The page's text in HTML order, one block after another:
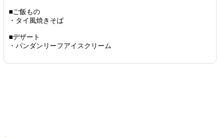
■ご飯もの
・タイ風焼きそば
■デザート
・パンダンリーフアイスクリーム